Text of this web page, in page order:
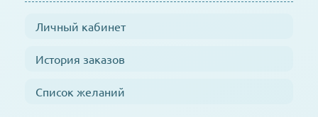
Личный кабинет
История заказов
Список желаний